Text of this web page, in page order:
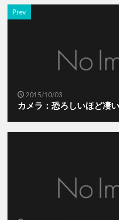
Prev
2015/10/03
カメラ：恐ろしいほど凄